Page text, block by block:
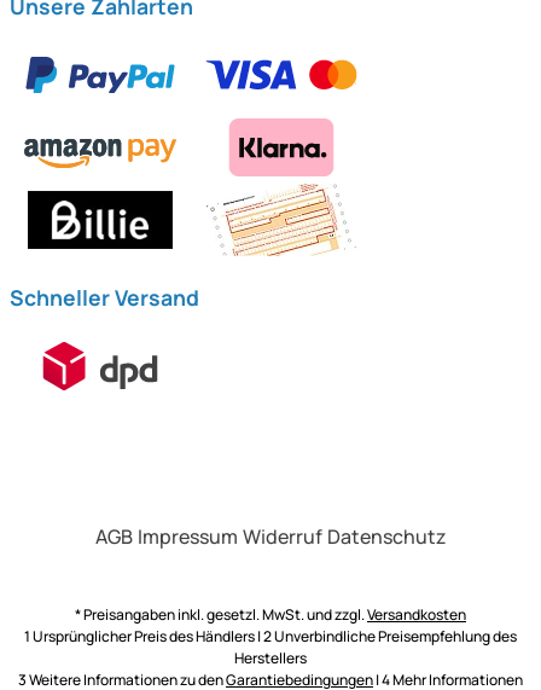
Unsere Zahlarten
Schneller Versand
AGB Impressum Widerruf Datenschutz
* Preisangaben inkl. gesetzl. MwSt. und zzgl.Versandkosten
1 Ursprünglicher Preis des Händlers | 2 Unverbindliche Preisempfehlung des
Herstellers
3 Weitere Informationen zu denGarantiebedingungen| 4 Mehr Informationen